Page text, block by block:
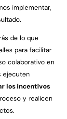
implementar,
de lo que
para facilitar
colaborativo en
ejecuten
los incentivos
y realicen